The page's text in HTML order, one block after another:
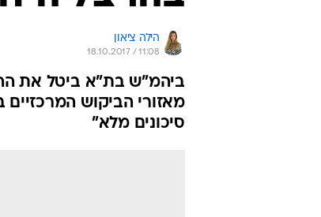
הילה ציאון
18.10.2017 / 11:08
ביהמ"ש בת"א ביטל את
מאזורי הביקוש
סיכונים מלא"